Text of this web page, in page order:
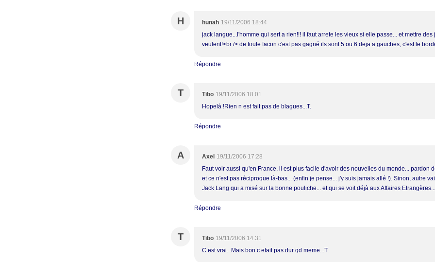
H hunah 19/11/2006 18:44
jack langue...l'homme qui sert a rien!!! il faut arrete les vieux si elle passe... et mettre des
veulent!<br /> de toute facon c'est pas gagné ils sont 5 ou 6 deja a gauches, c'est le
Répondre
T Tibo 19/11/2006 18:01
Hopelà !Rien n est fait pas de blagues...T.
Répondre
A Axel 19/11/2006 17:28
Faut voir aussi qu'en France, il est plus facile d'avoir des nouvelles du monde... pardon
et ce n'est pas réciproque là-bas... (enfin je pense... j'y suis jamais allé !). Sinon, autre
Jack Lang qui a misé sur la bonne pouliche... et qui se voit déjà aux Affaires Etrangères...
Répondre
T Tibo 19/11/2006 14:31
C est vrai...Mais bon c etait pas dur qd meme...T.